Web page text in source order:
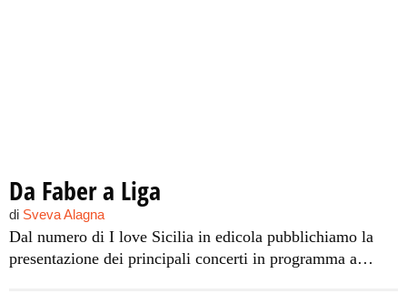
Da Faber a Liga
di Sveva Alagna
Dal numero di I love Sicilia in edicola pubblichiamo la
presentazione dei principali concerti in programma a